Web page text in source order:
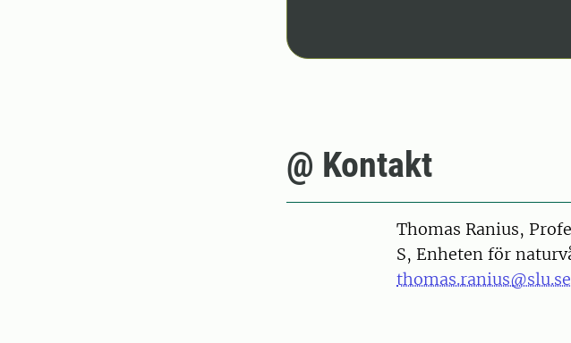
@ Kontakt
PersonThomas Ranius,
S, Enheten för
thomas.ranius@slu.se